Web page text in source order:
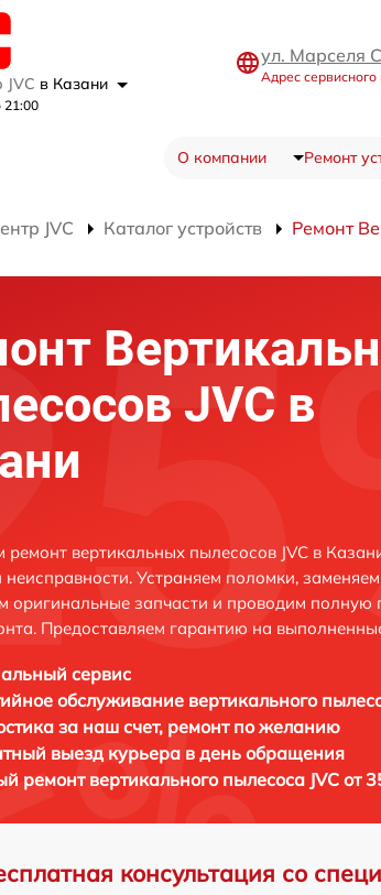
JVC в Казани
21:00
ул. Марселя
Адрес сервисного
О компании Ремонт
JVC Каталог устройств Ремонт
JVC в
ремонт вертикальных пылесосов JVC в
Устраняем поломки,
оригинальные запчасти и проводим полную
Предоставляем гарантию на
сервис
обслуживание вертикального
за наш счет, ремонт по желанию
выезд курьера в день обращения
ремонт вертикального пылесоса JVC от
консультация со